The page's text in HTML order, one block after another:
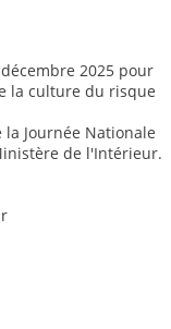
2025 pour
la culture du risque
Journée Nationale
de l'Intérieur.